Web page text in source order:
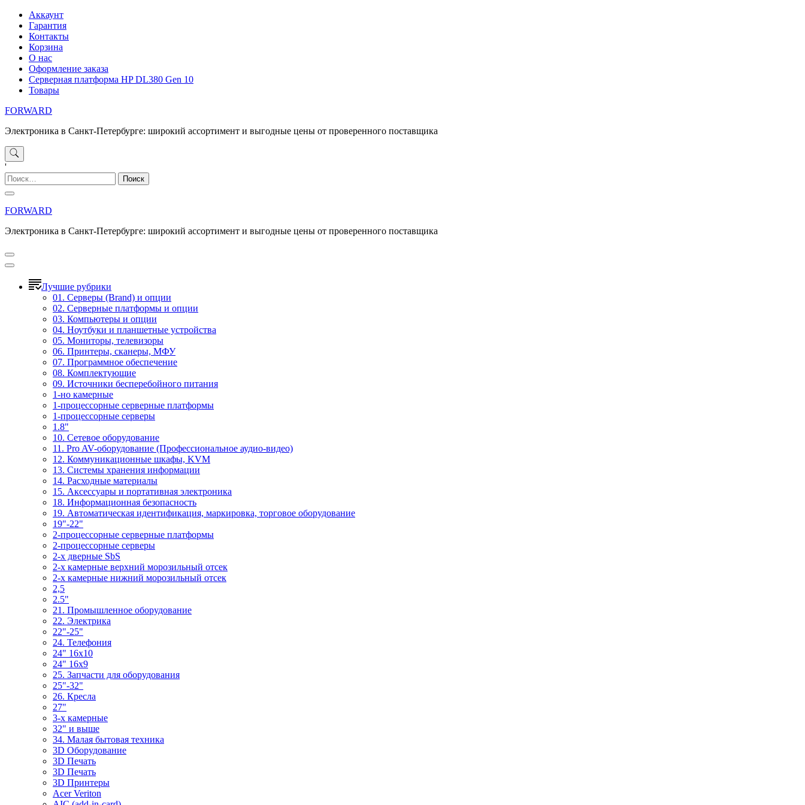
Перейти
содержимому
Аккаунт
Гарантия
Контакты
Корзина
О нас
Оформление заказа
Серверная платформа HP DL380 Gen 10
Товары
FORWARD
Электроника в Санкт-Петербурге: широкий ассортимент и выгодные цены от проверенного поставщика
'
Найти:
FORWARD
Электроника в Санкт-Петербурге: широкий ассортимент и выгодные цены от проверенного поставщика
Лучшие рубрики
01. Серверы (Brand) и опции
02. Серверные платформы и опции
03. Компьютеры и опции
04. Ноутбуки и планшетные устройства
05. Мониторы, телевизоры
06. Принтеры, сканеры, МФУ
07. Программное обеспечение
08. Комплектующие
09. Источники бесперебойного питания
1-но камерные
1-процессорные серверные платформы
1-процессорные серверы
1.8"
10. Сетевое оборудование
11. Pro AV-оборудование (Профессиональное аудио-видео)
12. Коммуникационные шкафы, KVM
13. Системы хранения информации
14. Расходные материалы
15. Аксессуары и портативная электроника
18. Информационная безопасность
19. Автоматическая идентификация, маркировка, торговое оборудование
19"-22"
2-процессорные серверные платформы
2-процессорные серверы
2-х дверные SbS
2-х камерные верхний морозильный отсек
2-х камерные нижний морозильный отсек
2,5
2.5"
21. Промышленное оборудование
22. Электрика
22"-25"
24. Телефония
24" 16x10
24" 16x9
25. Запчасти для оборудования
25"-32"
26. Кресла
27"
3-x камерные
32" и выше
34. Малая бытовая техника
3D Оборудование
3D Печать
3D Печать
3D Принтеры
Acer Veriton